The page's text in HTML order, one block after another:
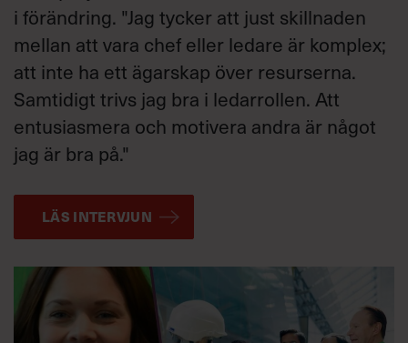
i förändring. "Jag tycker att just skillnaden
mellan att vara chef eller ledare är komplex;
att inte ha ett ägarskap över resurserna.
Samtidigt trivs jag bra i ledarrollen. Att
entusiasmera och motivera andra är något
jag är bra på."
LÄS INTERVJUN